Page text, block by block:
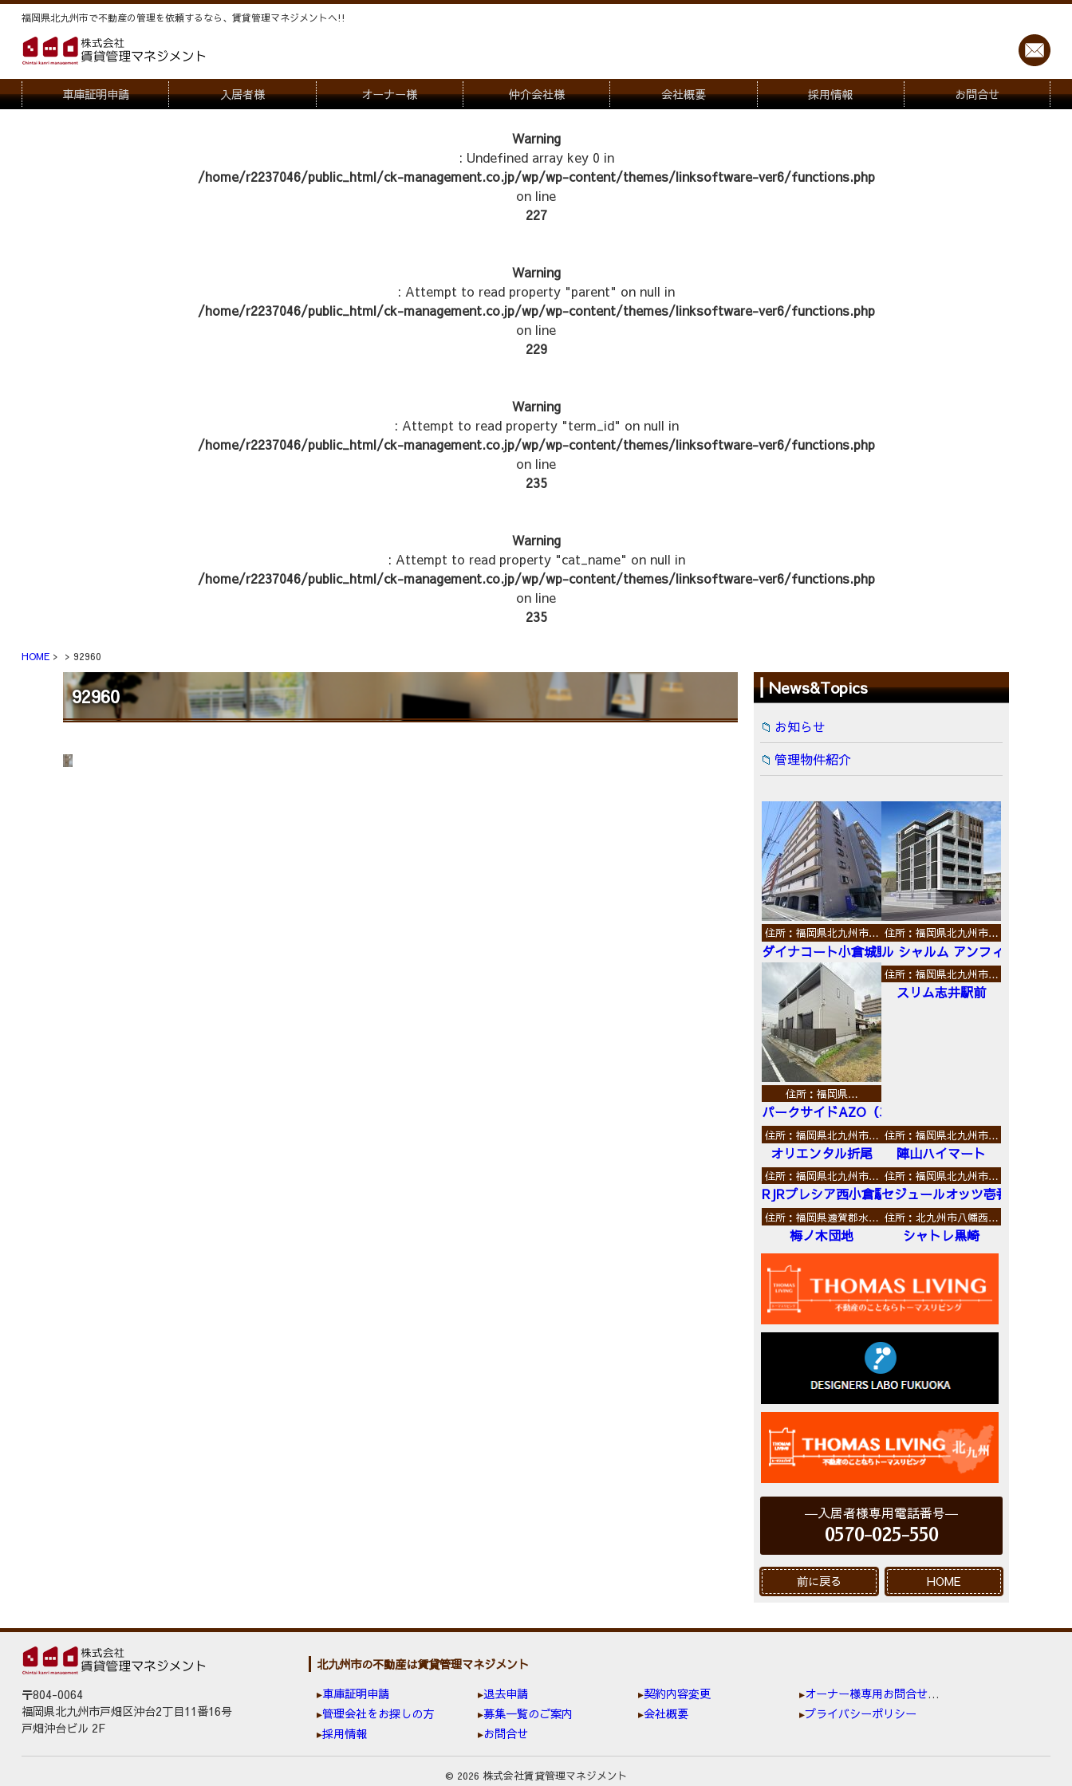
福岡県北九州市で不動産の管理を依頼するなら、賃貸管理マネジメントヘ!!
車庫証明申請 入居者様 オーナー様 仲介会社様
物件写真
管理物件紹介
会社概要 採用情報 お問合せ
Warning
: Undefined array key 0 in
/home/r2237046/public_html/ck-management.co.jp/wp/wp-content/themes/linksoftware-ver6/functions.php
on line
227
Warning
: Attempt to read property "parent" on null in
/home/r2237046/public_html/ck-management.co.jp/wp/wp-content/themes/linksoftware-ver6/functions.php
on line
229
Warning
: Attempt to read property "term_id" on null in
/home/r2237046/public_html/ck-management.co.jp/wp/wp-content/themes/linksoftware-ver6/functions.php
on line
235
Warning
: Attempt to read property "cat_name" on null in
/home/r2237046/public_html/ck-management.co.jp/wp/wp-content/themes/linksoftware-ver6/functions.php
on line
235
HOME 92960
92960 News&Topics
お知らせ
管理物件紹介
住所：福岡県北九州市…
ダイナコート小倉城野
住所：福岡県北九州市…
ル シャルム アンフィニ
住所：福岡県…
パークサイドAZO（エーゼットオー）
住所：福岡県北九州市…
スリム志井駅前
住所：福岡県北九州市…
オリエンタル折尾
住所：福岡県北九州市…
陣山ハイマート
住所：福岡県北九州市…
RJRプレシア西小倉駅前
住所：福岡県北九州市…
セジュールオッツ壱番館
住所：福岡県遠賀郡水…
梅ノ木団地
住所：北九州市八幡西…
シャトレ黒崎
入居者様専用電話番号
0570-025-550
前に戻る HOME
〒804-0064
福岡県北九州市戸畑区沖台2丁目11番16号
戸畑沖台ビル 2F
北九州市の不動産は賃貸管理マネジメント
車庫証明申請
退去申請 契約内容変更
オーナー様専用お問合せ窓口
管理会社をお探しの方
募集一覧のご案内 会社概要
プライバシーポリシー
採用情報
お問合せ
© 2026 株式会社賃貸管理マネジメント